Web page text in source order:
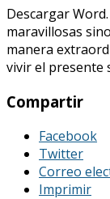
Descargar
maravillosas
manera
vivir el presente
Compartir
Facebook
Twitter
Correo
Imprimir